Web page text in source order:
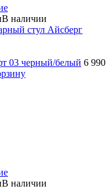
В наличии
03 черный/белый 6 990
В наличии